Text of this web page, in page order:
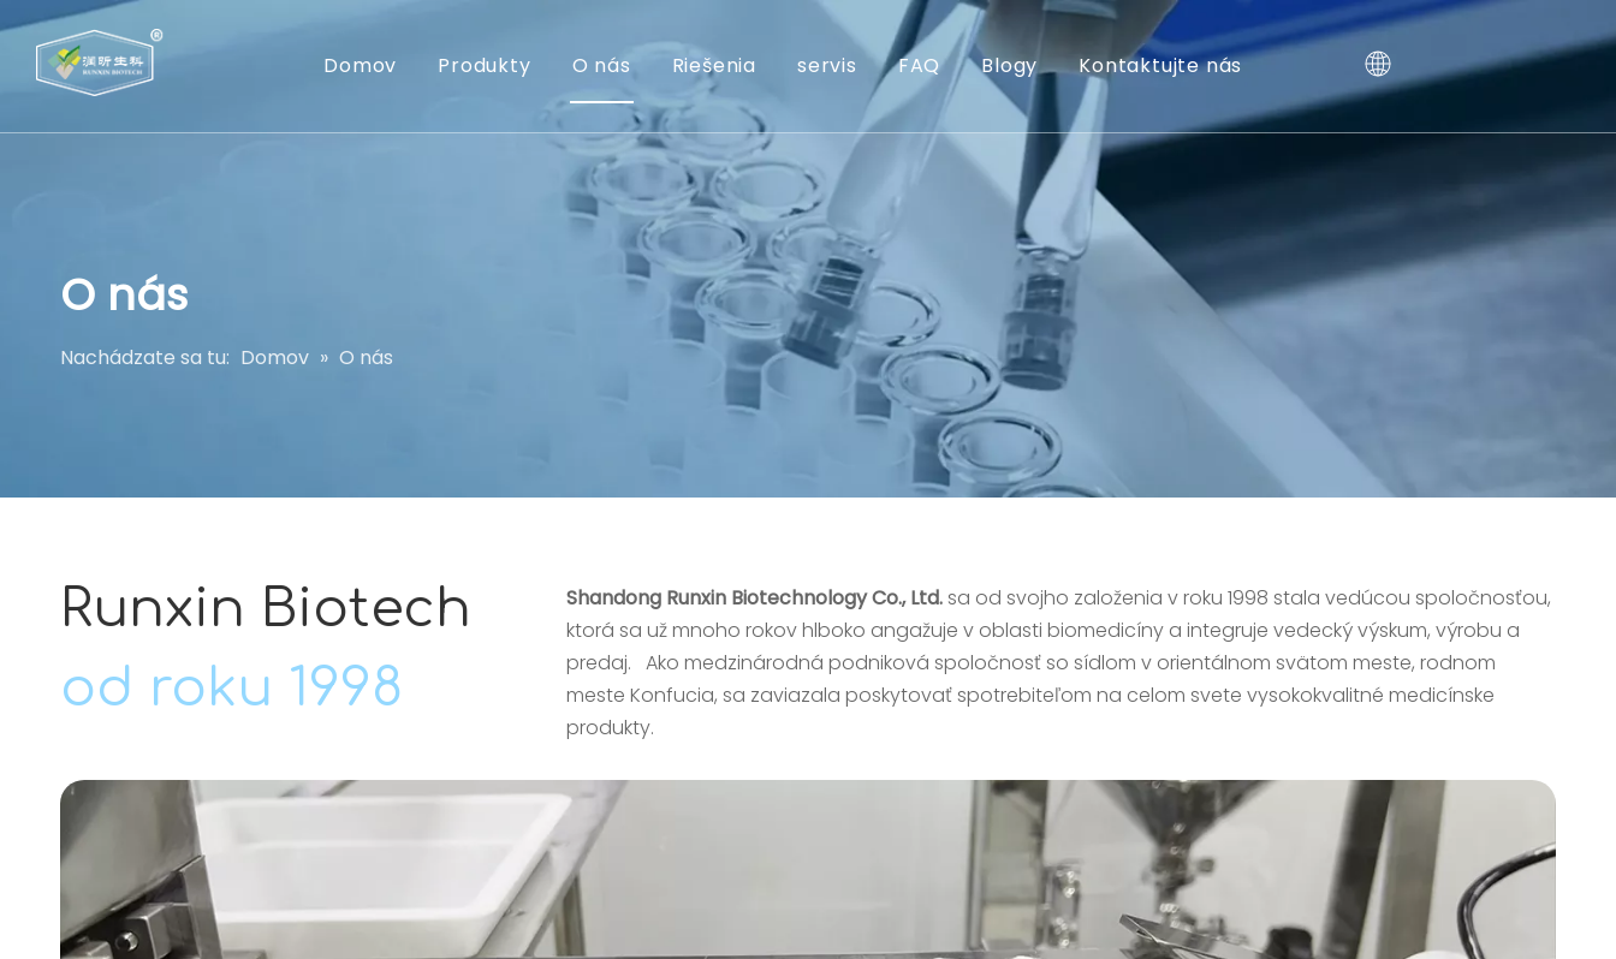
Domov Produkty O nás Riešenia servis FAQ Blogy Kontaktujte nás
O nás
Nachádzate sa tu: Domov » O nás
Runxin Biotech
od roku 1998
Shandong Runxin Biotechnology Co., Ltd.sa od svojho založenia v roku 1998 stala vedúcou spoločnosťou,
ktorá sa už mnoho rokov hlboko angažuje v oblasti biomedicíny a integruje vedecký výskum, výrobu a
predaj.Ako medzinárodná podniková spoločnosť so sídlom v orientálnom svätom meste, rodnom
meste Konfucia, sa zaviazala poskytovať spotrebiteľom na celom svete vysokokvalitné medicínske
produkty.